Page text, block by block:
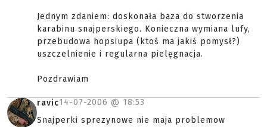
Jednym zdaniem: doskonała baza do stworzenia
karabinu snajperskiego. Konieczna wymiana lufy,
przebudowa hopsiupa (ktoś ma jakiś pomysł?)
uszczelnienie i regularna pielęgnacja.
Pozdrawiam
ravic14-07-2006 @ 18:53
Snajperki sprezynowe nie maja problemow